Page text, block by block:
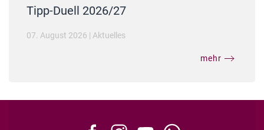
Tipp-Duell 2026/27
07. August 2026 | Aktuelles
mehr